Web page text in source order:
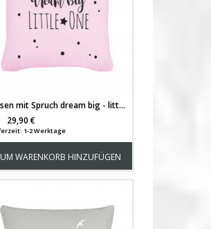
Kissen mit Spruch dream big - little one und Punkten inklusive Füllung k02
29,90 €
1-2 Werktage
WARENKORB HINZUFÜGEN